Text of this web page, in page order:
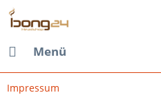
Menü
Impressum